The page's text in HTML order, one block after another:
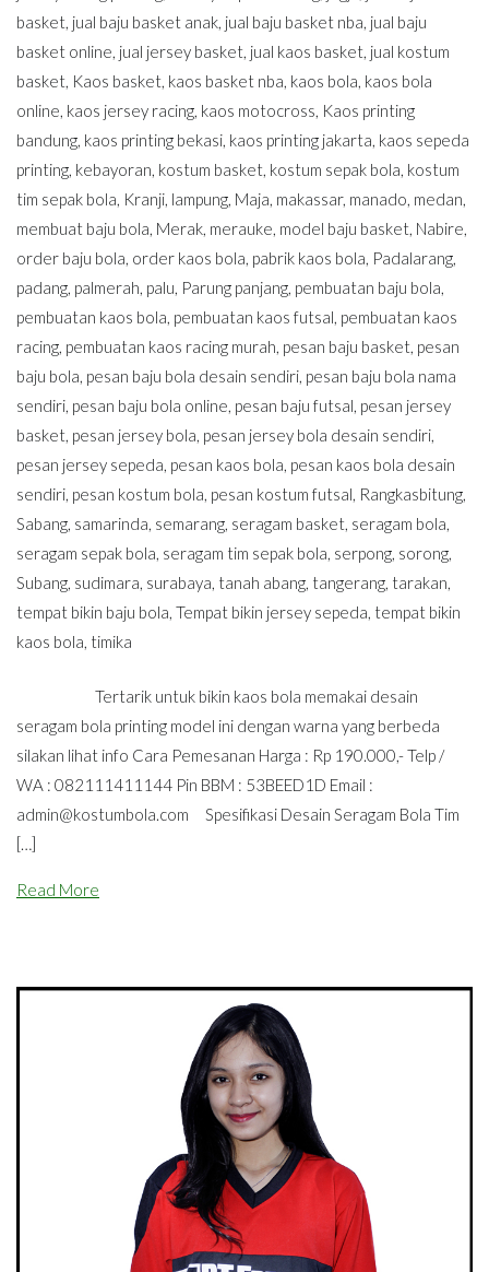
basket, jual baju basket anak, jual baju basket nba, jual baju
basket online, jual jersey basket, jual kaos basket, jual kostum
basket, Kaos basket, kaos basket nba, kaos bola, kaos bola
online, kaos jersey racing, kaos motocross, Kaos printing
bandung, kaos printing bekasi, kaos printing jakarta, kaos sepeda
printing, kebayoran, kostum basket, kostum sepak bola, kostum
tim sepak bola, Kranji, lampung, Maja, makassar, manado, medan,
membuat baju bola, Merak, merauke, model baju basket, Nabire,
order baju bola, order kaos bola, pabrik kaos bola, Padalarang,
padang, palmerah, palu, Parung panjang, pembuatan baju bola,
pembuatan kaos bola, pembuatan kaos futsal, pembuatan kaos
racing, pembuatan kaos racing murah, pesan baju basket, pesan
baju bola, pesan baju bola desain sendiri, pesan baju bola nama
sendiri, pesan baju bola online, pesan baju futsal, pesan jersey
basket, pesan jersey bola, pesan jersey bola desain sendiri,
pesan jersey sepeda, pesan kaos bola, pesan kaos bola desain
sendiri, pesan kostum bola, pesan kostum futsal, Rangkasbitung,
Sabang, samarinda, semarang, seragam basket, seragam bola,
seragam sepak bola, seragam tim sepak bola, serpong, sorong,
Subang, sudimara, surabaya, tanah abang, tangerang, tarakan,
tempat bikin baju bola, Tempat bikin jersey sepeda, tempat bikin
kaos bola, timika
Tertarik untuk bikin kaos bola memakai desain
seragam bola printing model ini dengan warna yang berbeda
silakan lihat info Cara Pemesanan Harga : Rp 190.000,- Telp /
WA : 082111411144 Pin BBM : 53BEED1D Email :
admin@kostumbola.com Spesifikasi Desain Seragam Bola Tim
[…]
Read More